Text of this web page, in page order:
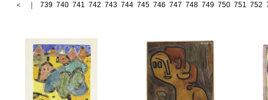
＜ 739 740 741 742 743 744 745 746 747 748 749 750 751 752